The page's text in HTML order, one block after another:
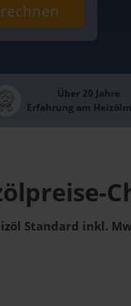
Über 20 Jahre
Erfahrung am
Standard inkl.